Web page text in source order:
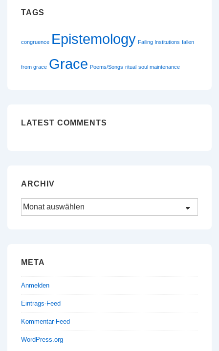
TAGS
congruence Epistemology Failing Institutions fallen
from grace Grace Poems/Songs ritual soul maintenance
LATEST COMMENTS
ARCHIV
Archiv
META
Anmelden
Eintrags-Feed
Kommentar-Feed
WordPress.org